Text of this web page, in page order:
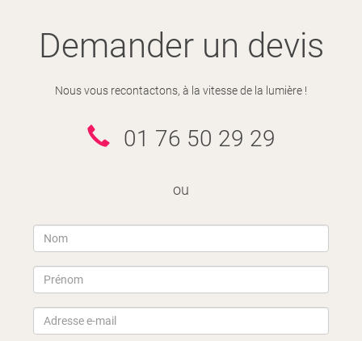
Demander un devis
Nous vous recontactons, à la vitesse de la lumière !
01 76 50 29 29
ou